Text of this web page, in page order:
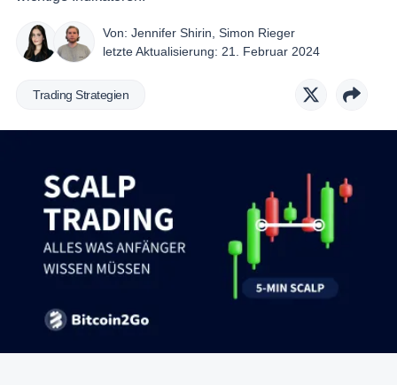
Von: Jennifer Shirin Simon Rieger
letzte Aktualisierung: 21. Februar 2024
Trading Strategien